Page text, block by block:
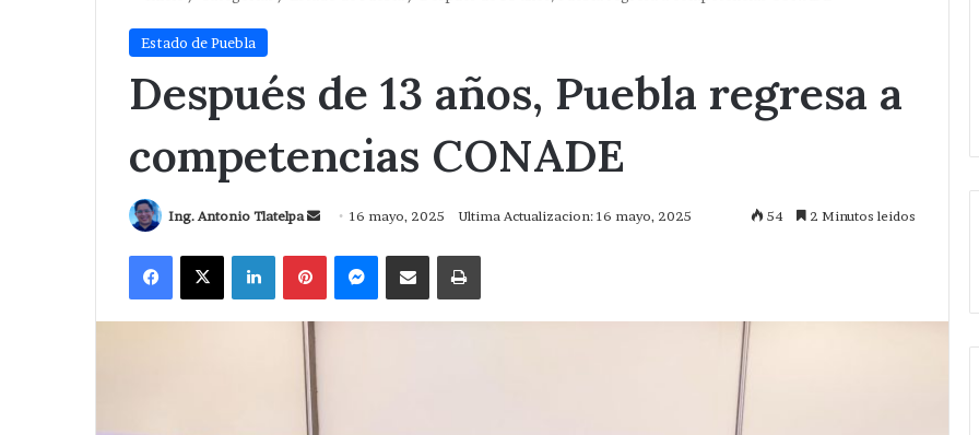
Estado de Puebla
Después de 13 años, Puebla regresa a
competencias CONADE
Ing. Antonio Tlatelpa
Send
email
16 mayo, 2025 Ultima Actualizacion: 16 mayo, 2025 54 2 Minutos leidos
Facebook
X LinkedInPinterestMessengerCompartir via CorreoImprimir